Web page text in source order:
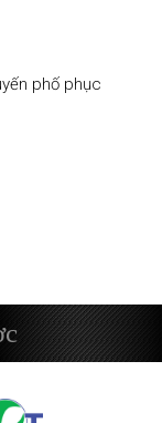
phố phục